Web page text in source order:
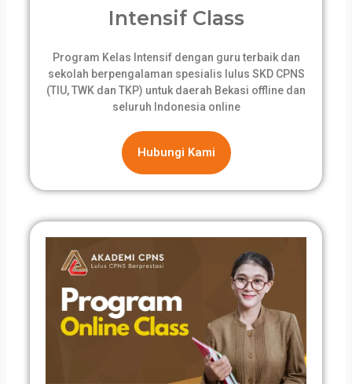
Intensif Class
Program Kelas Intensif dengan guru terbaik dan
sekolah berpengalaman spesialis lulus SKD CPNS
(TIU, TWK dan TKP) untuk daerah Bekasi offline dan
seluruh Indonesia online
Hubungi Kami